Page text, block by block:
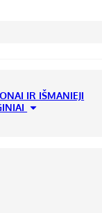
IR IŠMANIEJI